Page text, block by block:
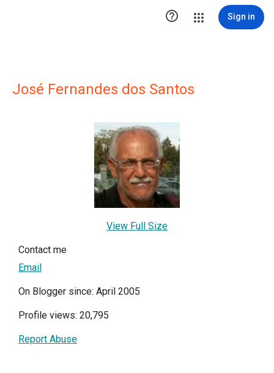
 Sign in
José Fernandes dos Santos
View Full Size
Contact me
Email
On Blogger since: April 2005
Profile views: 20,795
Report Abuse